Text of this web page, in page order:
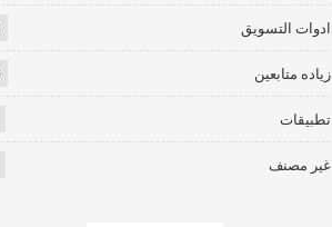
ادوات التسويق
زياده متابعين
تطبيقات
غير مصنف